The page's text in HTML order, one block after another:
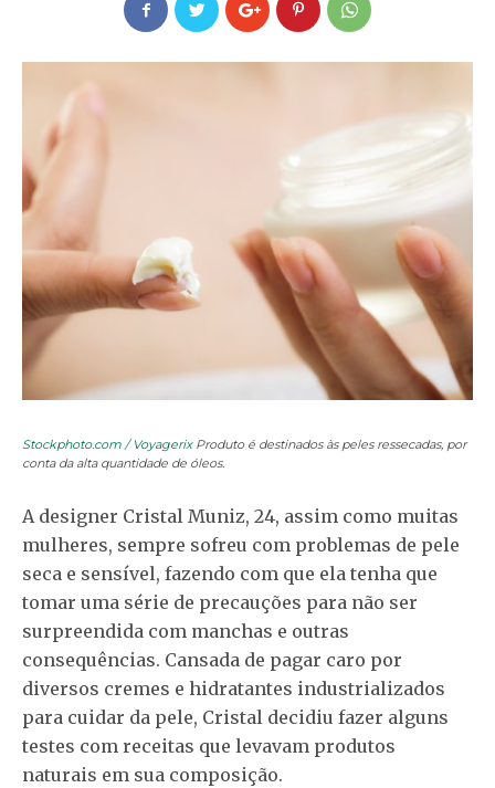
Stockphoto.com / VoyagerixProduto é destinados às peles ressecadas, por
conta da alta quantidade de óleos.
A designer Cristal Muniz, 24, assim como muitas
mulheres, sempre sofreu com problemas de pele
seca e sensível, fazendo com que ela tenha que
tomar uma série de precauções para não ser
surpreendida com manchas e outras
consequências. Cansada de pagar caro por
diversos cremes e hidratantes industrializados
para cuidar da pele, Cristal decidiu fazer alguns
testes com receitas que levavam produtos
naturais em sua composição.